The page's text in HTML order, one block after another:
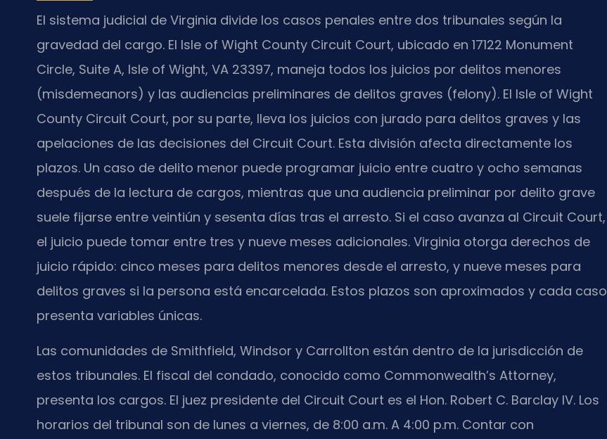
El sistema judicial de Virginia divide los casos penales entre dos tribunales según la
gravedad del cargo. El Isle of Wight County Circuit Court, ubicado en 17122 Monument
Circle, Suite A, Isle of Wight, VA 23397, maneja todos los juicios por delitos menores
(misdemeanors) y las audiencias preliminares de delitos graves (felony). El Isle of Wight
County Circuit Court, por su parte, lleva los juicios con jurado para delitos graves y las
apelaciones de las decisiones del Circuit Court. Esta división afecta directamente los
plazos. Un caso de delito menor puede programar juicio entre cuatro y ocho semanas
después de la lectura de cargos, mientras que una audiencia preliminar por delito grave
suele fijarse entre veintiún y sesenta días tras el arresto. Si el caso avanza al Circuit Court,
el juicio puede tomar entre tres y nueve meses adicionales. Virginia otorga derechos de
juicio rápido: cinco meses para delitos menores desde el arresto, y nueve meses para
delitos graves si la persona está encarcelada. Estos plazos son aproximados y cada caso
presenta variables únicas.
Las comunidades de Smithfield, Windsor y Carrollton están dentro de la jurisdicción de
estos tribunales. El fiscal del condado, conocido como Commonwealth’s Attorney,
presenta los cargos. El juez presidente del Circuit Court es el Hon. Robert C. Barclay IV. Los
horarios del tribunal son de lunes a viernes, de 8:00 a.m. A 4:00 p.m. Contar con